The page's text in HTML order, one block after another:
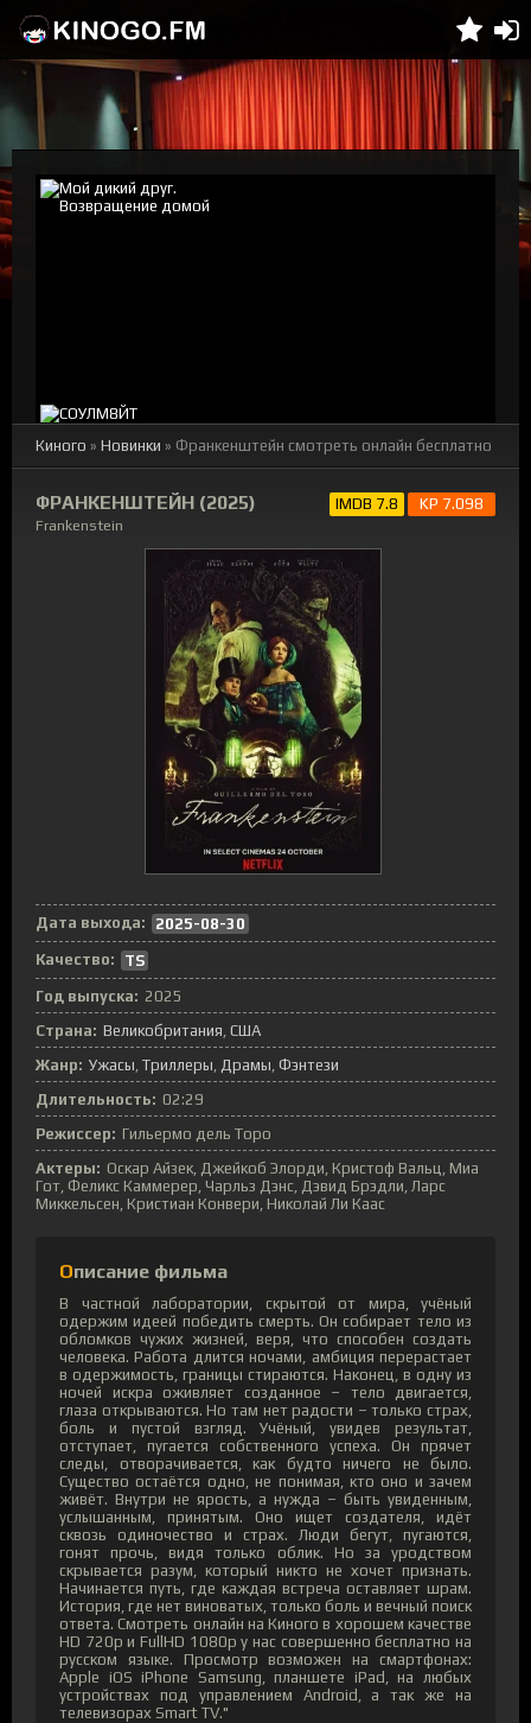
Киного » Новинки » Франкенштейн смотреть онлайн бесплатно
ФРАНКЕНШТЕЙН (2025)
Frankenstein
IMDB 7.8 KP 7.098
Дата выхода:
2025-08-30
Качество:
TS
Год выпуска: 2025
Страна: Великобритания США
Жанр: Ужасы Триллеры Драмы Фэнтези
Длительность: 02:29
Режиссер: Гильермо дель Торо
Актеры: Оскар Айзек, Джейкоб Элорди, Кристоф Вальц, Миа
Гот, Феликс Каммерер, Чарльз Дэнс, Дэвид Брэдли, Ларс
Миккельсен, Кристиан Конвери, Николай Ли Каас
Описание фильма
В частной лаборатории, скрытой от мира, учёный
одержим идеей победить смерть. Он собирает тело из
обломков чужих жизней, веря, что способен создать
человека. Работа длится ночами, амбиция перерастает
в одержимость, границы стираются. Наконец, в одну из
ночей искра оживляет созданное – тело двигается,
глаза открываются. Но там нет радости – только страх,
боль и пустой взгляд. Учёный, увидев результат,
отступает, пугается собственного успеха. Он прячет
следы, отворачивается, как будто ничего не было.
Существо остаётся одно, не понимая, кто оно и зачем
живёт. Внутри не ярость, а нужда – быть увиденным,
услышанным, принятым. Оно ищет создателя, идёт
сквозь одиночество и страх. Люди бегут, пугаются,
гонят прочь, видя только облик. Но за уродством
скрывается разум, который никто не хочет признать.
Начинается путь, где каждая встреча оставляет шрам.
История, где нет виноватых, только боль и вечный поиск
ответа. Смотреть онлайн на Киного в хорошем качестве
HD 720p и FullHD 1080p у нас совершенно бесплатно на
русском языке. Просмотр возможен на смартфонах:
Apple iOS iPhone Samsung, планшете iPad, на любых
устройствах под управлением Android, а так же на
телевизорах Smart TV."